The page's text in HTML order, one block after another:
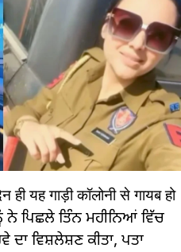
ही यह गाड़ी कॉलोनी से गायब हो
ਪਿਛਲੇ ਤਿੰਨ ਮਹੀਨਿਆਂ ਵਿੱਚ
ਵਿਸ਼ਲੇਸ਼ਣ ਕੀਤਾ, ਪਤਾ